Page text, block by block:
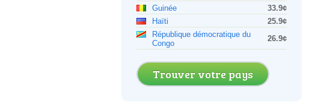
Guinée
33.9¢
Haïti
25.9¢
République démocratique du
Congo
26.9¢
Trouver votre pays